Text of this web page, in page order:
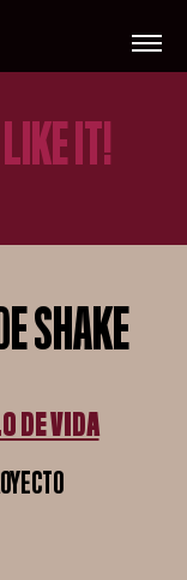
IT!
SHAKE
DE VIDA